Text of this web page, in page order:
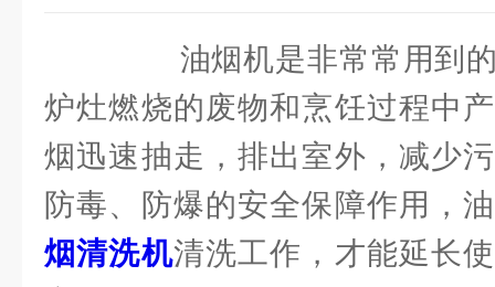
油烟机是非常常用到的
炉灶燃烧的废物和烹饪过程中
烟迅速抽走，排出室外，减少
防毒、防爆的安全保障作用，
烟清洗机清洗工作，才能延长